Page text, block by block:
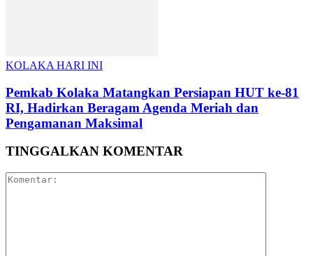
KOLAKA HARI INI
Pemkab Kolaka Matangkan Persiapan HUT ke-81
RI, Hadirkan Beragam Agenda Meriah dan
Pengamanan Maksimal
TINGGALKAN KOMENTAR